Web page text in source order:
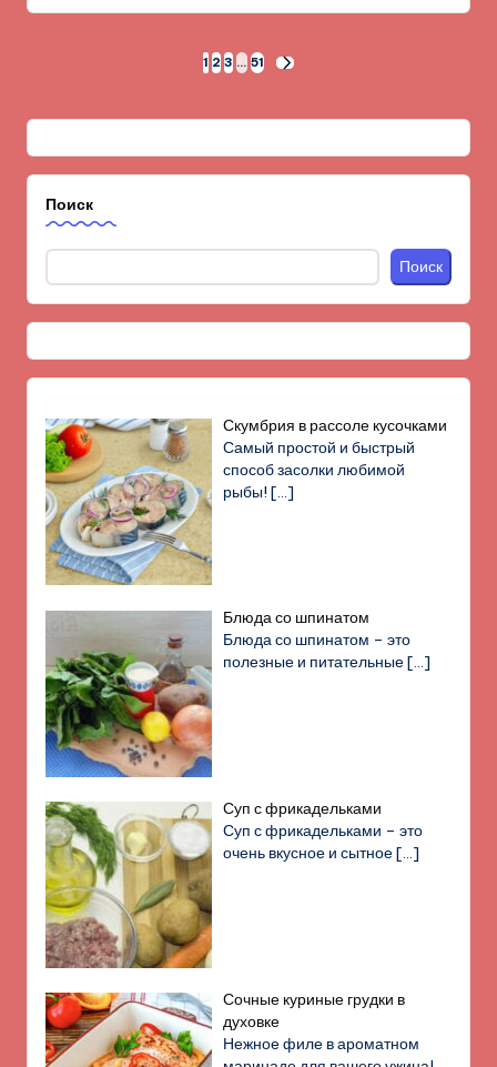
записей
1 2 3 … 51
СЛЕД.
Поиск
Поиск
Скумбрия в рассоле кусочками
Самый простой и быстрый
способ засолки любимой
рыбы![…]
Блюда со шпинатом
Блюда со шпинатом – это
полезные и питательные[…]
Суп с фрикадельками
Суп с фрикадельками – это
очень вкусное и сытное[…]
Сочные куриные грудки в
духовке
Нежное филе в ароматном